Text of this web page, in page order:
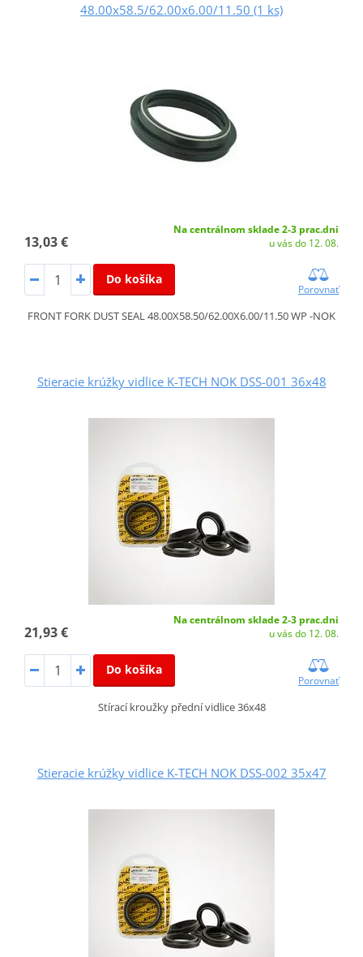
48.00x58.5/62.00x6.00/11.50 (1 ks)
13,03 €
Na centrálnom sklade 2-3 prac.dni
u vás do 12. 08.
Do košíka
Porovnať
FRONT FORK DUST SEAL 48.00X58.50/62.00X6.00/11.50 WP -NOK
Stieracie krúžky vidlice K-TECH NOK DSS-001 36x48
21,93 €
Na centrálnom sklade 2-3 prac.dni
u vás do 12. 08.
Do košíka
Porovnať
Stírací kroužky přední vidlice 36x48
Stieracie krúžky vidlice K-TECH NOK DSS-002 35x47